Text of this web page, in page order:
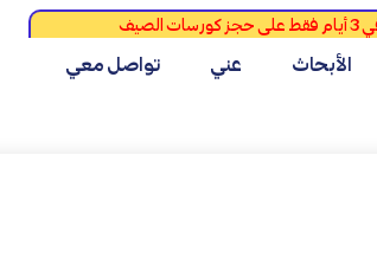
الأبحاث عني تواصل معي